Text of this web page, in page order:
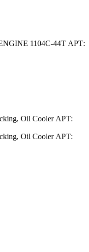
1104C-44T АРТ:
Oil Cooler АРТ:
Oil Cooler АРТ: